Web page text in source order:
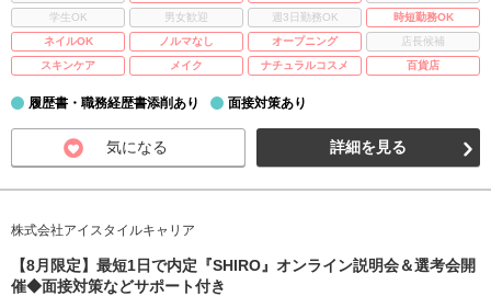
学生OK
男女歓迎 週3日勤務OK
時短勤務OK
ネイルOK
ノルマなし オープニング
店長候補
スキンケア
メイク ナチュラルコスメ 百貨店
履歴書・職務経歴書添削あり 面接対策あり
気になる 詳細を見る
株式会社アイスタイルキャリア
【8月限定】最短1日で内定『SHIRO』オンライン説明会＆選考会開
催◆面接対策などサポート付き